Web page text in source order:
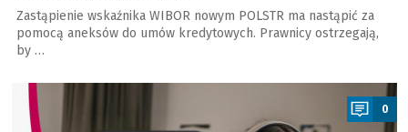
Zastąpienie wskaźnika WIBOR nowym POLSTR ma nastąpić za
pomocą aneksów do umów kredytowych. Prawnicy ostrzegają,
by …
0